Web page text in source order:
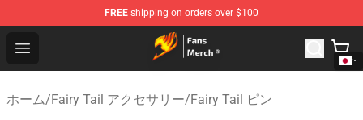
FREE shipping on orders over $100
Open menu
Fairy Tail Store - Official Fairy Tail Merchandise Shop
ホーム/Fairy Tail アクセサリー/Fairy Tail ピン